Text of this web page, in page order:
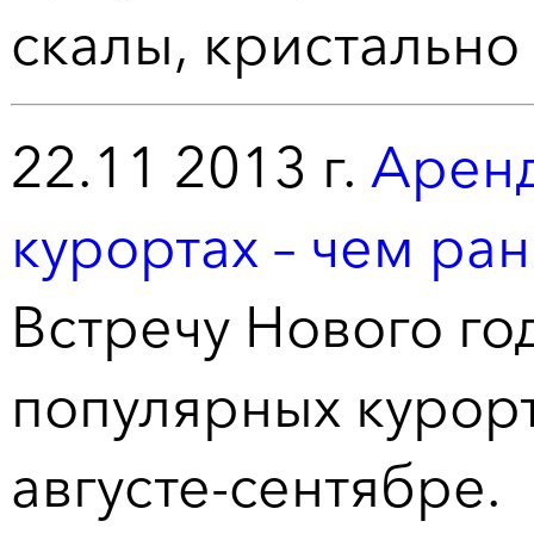
скалы,
22.11 2013 г.
курортах – чем
Встречу Нового
популярных
августе-сентябре.